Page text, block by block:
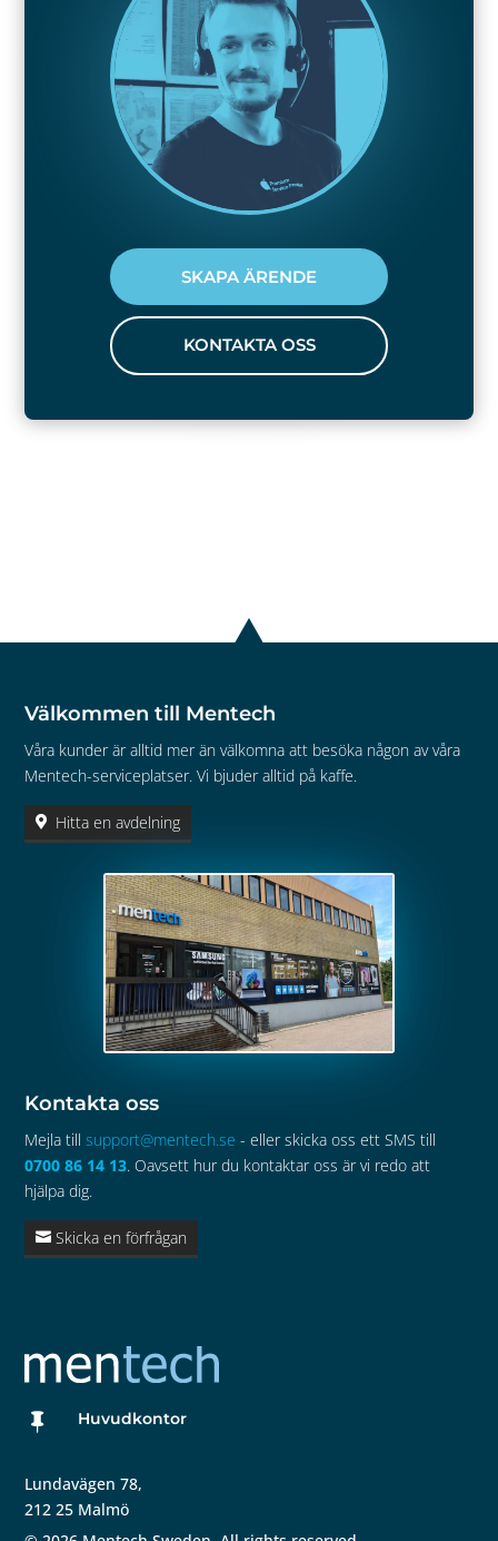
SKAPA ÄRENDE
KONTAKTA OSS
Välkommen till Mentech
Våra kunder är alltid mer än välkomna att besöka någon av våra
Mentech-serviceplatser. Vi bjuder alltid på kaffe.
Hitta en avdelning
Kontakta oss
Mejla tillsupport@mentech.se - eller skicka oss ett SMS till
0700 86 14 13. Oavsett hur du kontaktar oss är vi redo att
hjälpa dig.
Skicka en förfrågan
 Huvudkontor
Lundavägen 78,
212 25 Malmö